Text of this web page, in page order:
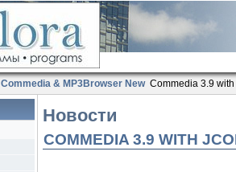
Commedia & MP3Browser New Commedia 3.9
Новости
COMMEDIA 3.9 WITH